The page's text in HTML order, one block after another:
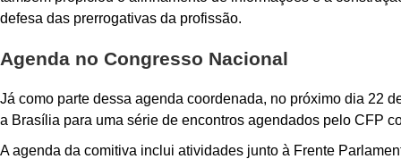
defesa das prerrogativas da profissão.
Agenda no Congresso Nacional
Já como parte dessa agenda coordenada, no próximo dia 22
a Brasília para uma série de encontros agendados pelo CFP
A agenda da comitiva inclui atividades junto à Frente